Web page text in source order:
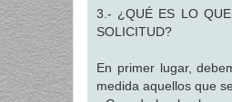
3.- ¿QUÉ ES LO QUE
SOLICITUD?
En primer lugar,
medida aquellos que